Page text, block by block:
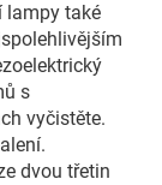
lampy také
s
vyčistěte.
dvou třetin